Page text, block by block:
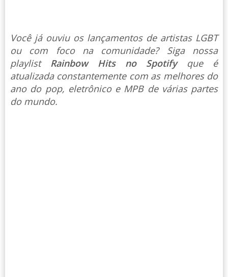
Você já ouviu os lançamentos de artistas LGBT
ou com foco na comunidade? Siga nossa
playlist Rainbow Hits no Spotify que é
atualizada constantemente com as melhores do
ano do pop, eletrônico e MPB de várias partes
do mundo.